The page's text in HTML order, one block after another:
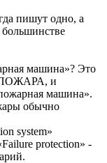
пишут одно, а
машина»? Это
ПОЖАРА, и
машина».
обычно
system»
protection» -